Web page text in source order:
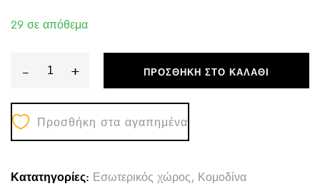
29 σε απόθεμα
-
ΚΟΜΟΔΙΝΟ
TODD
HM18184.04
ΜΕΛΑΜΙΝΗ
ΞΥΛΟΥ-
+ ΠΡΟΣΘΉΚΗ ΣΤΟ ΚΑΛΆΘΙ
Προσθήκη στα αγαπημένα
Κατατηγορίες: Εσωτερικός χώρος, Κομοδίνα